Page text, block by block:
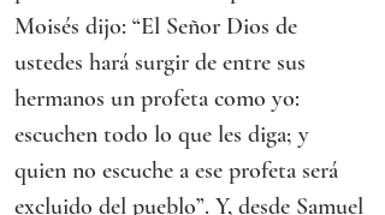
Moisés dijo: “El Señor Dios de
ustedes hará surgir de entre sus
hermanos un profeta como yo:
escuchen todo lo que les diga; y
quien no escuche a ese profeta será
excluido del pueblo”. Y, desde Samuel